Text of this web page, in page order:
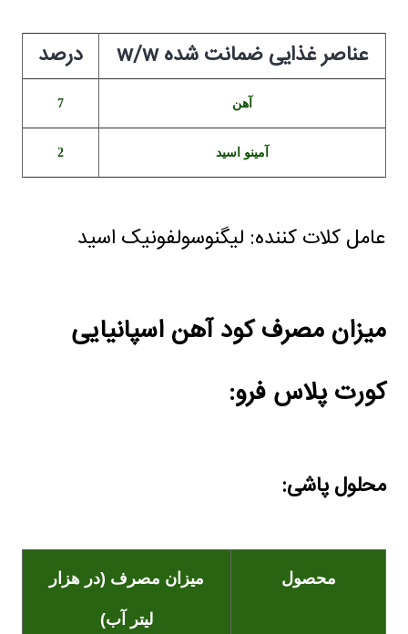
عناصر غذایی ضمانت شده w/w درصد
آهن 7
آمینو اسید 2
عامل کلات کننده: لیگنوسولفونیک اسید
میزان مصرف کود آهن اسپانیایی
کورت پلاس فرو:
محلول پاشی:
محصول میزان مصرف (در هزار
لیتر آب)